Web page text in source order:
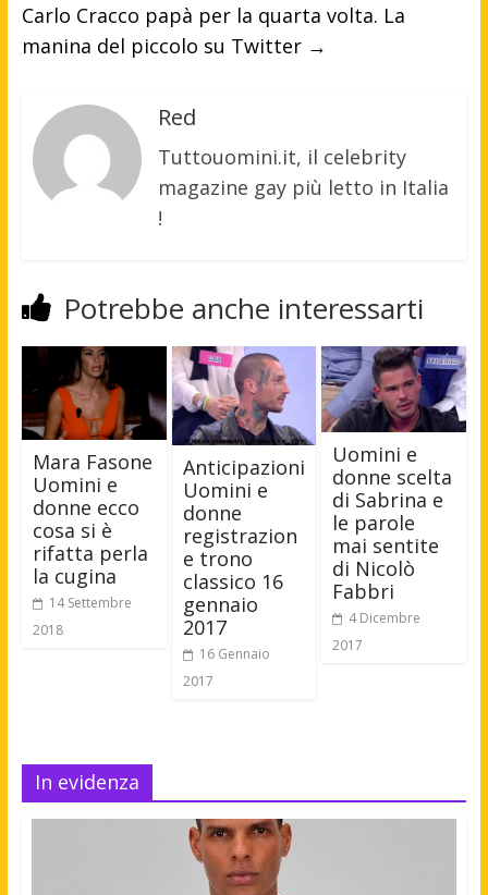
Carlo Cracco papà per la quarta volta. La
manina del piccolo su Twitter →
Red
Tuttouomini.it, il celebrity
magazine gay più letto in Italia
!
Potrebbe anche interessarti
Mara Fasone
Uomini e
donne ecco
cosa si è
rifatta perla
la cugina
14 Settembre
2018
Anticipazioni
Uomini e
donne
registrazion
e trono
classico 16
gennaio
2017
16 Gennaio
2017
Uomini e
donne scelta
di Sabrina e
le parole
mai sentite
di Nicolò
Fabbri
4 Dicembre
2017
In evidenza